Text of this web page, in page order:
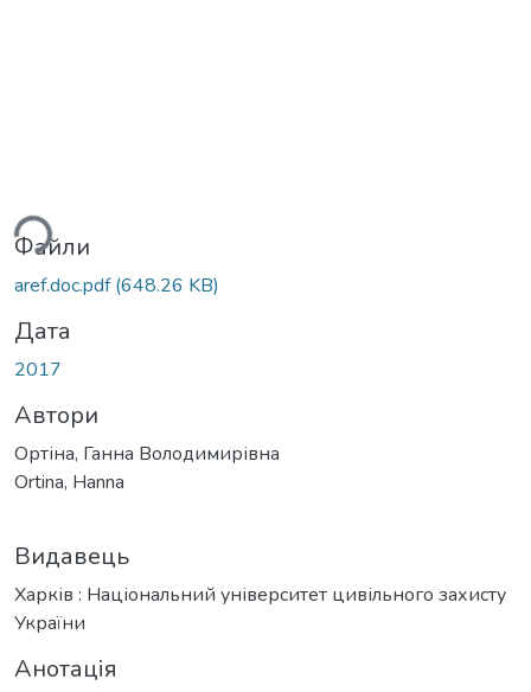
Файли
aref.doc.pdf(648.26 KB)
Дата
2017
Автори
Ортіна, Ганна Володимирівна
Ortina, Hanna
Видавець
Харків : Національний університет цивільного захисту
України
Анотація